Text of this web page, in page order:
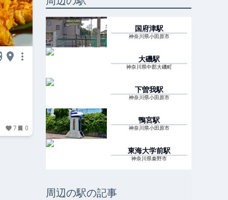
7 0
国府津駅
神奈川県小田原市
大磯駅
神奈川県中郡大磯町
下曽我駅
神奈川県小田原市
鴨宮駅
神奈川県小田原市
東海大学前駅
神奈川県秦野市
周辺の駅の記事